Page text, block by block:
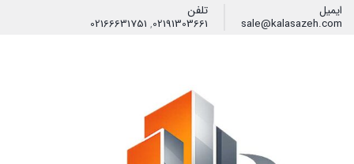
ایمیل
sale@kalasazeh.com
تلفن
02191303661
,
02166631751